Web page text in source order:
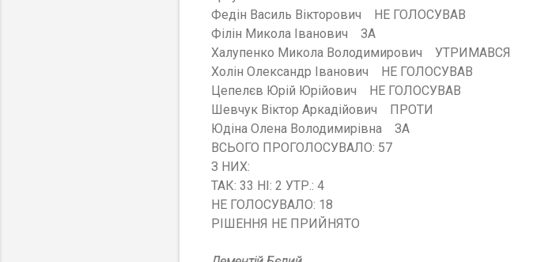
Федін Василь Вікторович НЕ ГОЛОСУВАВ
Філін Микола Іванович ЗА
Халупенко Микола Володимирович УТРИМАВСЯ
Холін Олександр Іванович НЕ ГОЛОСУВАВ
Цепелєв Юрій Юрійович НЕ ГОЛОСУВАВ
Шевчук Віктор Аркадійович ПРОТИ
Юдіна Олена Володимирівна ЗА
ВСЬОГО ПРОГОЛОСУВАЛО: 57
З НИХ:
ТАК: 33 НІ: 2 УТР.: 4
НЕ ГОЛОСУВАЛО: 18
РІШЕННЯ НЕ ПРИЙНЯТО